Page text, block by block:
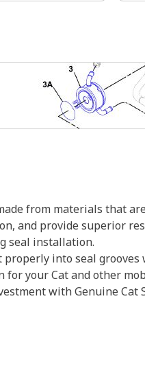
from materials that
and provide superior
seal installation.
into seal
your Cat and other
with Genuine Cat